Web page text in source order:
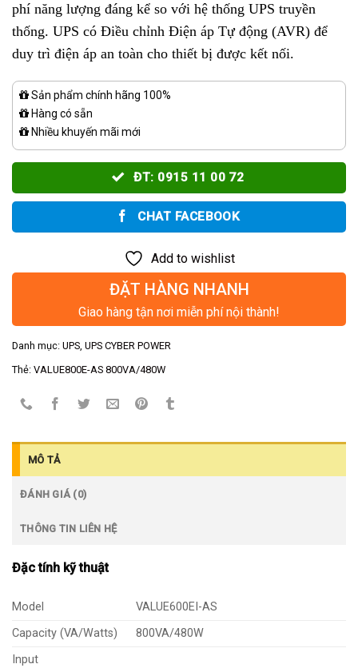
phí năng lượng đáng kể so với hệ thống UPS truyền
thống. UPS có Điều chỉnh Điện áp Tự động (AVR) để
duy trì điện áp an toàn cho thiết bị được kết nối.
Sản phẩm chính hãng 100%
Hàng có sẵn
Nhiều khuyến mãi mới
ĐT: 0915 11 00 72
CHAT FACEBOOK
Add to wishlist
ĐẶT HÀNG NHANH
Giao hàng tận nơi miễn phí nội thành!
Danh mục: UPS UPS CYBER POWER
Thẻ: VALUE800E-AS 800VA/480W
MÔ TẢ
ĐÁNH GIÁ (0)
THÔNG TIN LIÊN HỆ
Đặc tính kỹ thuật
Model
VALUE600EI-AS
Capacity (VA/Watts)
800VA/480W
Input